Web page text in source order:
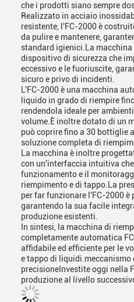
che i prodotti siano sempre
Realizzato in acciaio
resistente, l'FC-2000 è
da pulire e mantenere,
standard igienici.La
dispositivo di sicurezza che
eccessivo e le fuoriuscite,
sicuro e privo di incidenti.
L'FC-2000 è una macchina
liquido in grado di riempire
rendendola ideale per
volume.È inoltre dotato di un
può coprire fino a 30 bottiglie
soluzione completa di
La macchina è inoltre
con un'interfaccia intuitiva
funzionamento e il
riempimento e di tappo.La
per far funzionare l'FC-2000 è
garantendo la sua facile
produzione esistenti.
In sintesi, la macchina di
completamente automatica
affidabile ed efficiente per le
e tappo di liquidi.meccanismo
precisioneInvestite oggi nella
produzione al livello